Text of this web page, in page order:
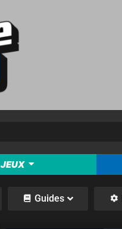
JEUX
Guides